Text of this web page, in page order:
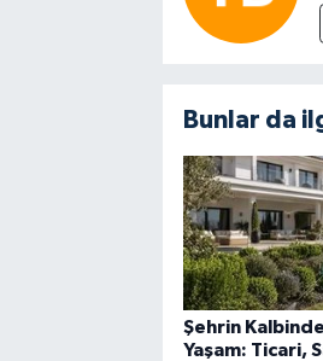
Bunlar da
Şehrin
Yaşam: Ticari,